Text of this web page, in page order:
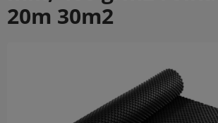
20m 30m2